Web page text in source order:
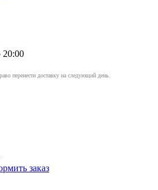
20:00
перенести доставку на следующий день.
заказ